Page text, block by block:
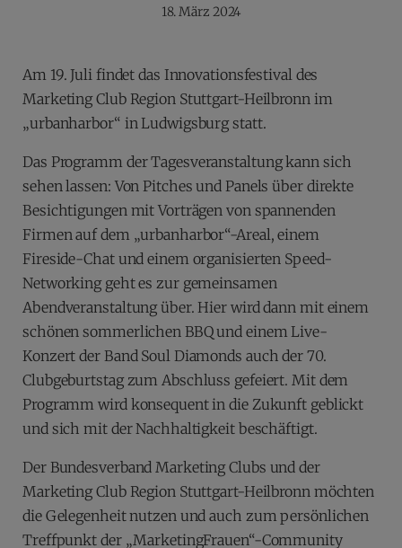
18. März 2024
Am 19. Juli findet das Innovationsfestival des
Marketing Club Region Stuttgart-Heilbronn im
„urbanharbor“ in Ludwigsburg statt.
Das Programm der Tagesveranstaltung kann sich
sehen lassen: Von Pitches und Panels über direkte
Besichtigungen mit Vorträgen von spannenden
Firmen auf dem „urbanharbor“-Areal, einem
Fireside-Chat und einem organisierten Speed-
Networking geht es zur gemeinsamen
Abendveranstaltung über. Hier wird dann mit einem
schönen sommerlichen BBQ und einem Live-
Konzert der Band Soul Diamonds auch der 70.
Clubgeburtstag zum Abschluss gefeiert. Mit dem
Programm wird konsequent in die Zukunft geblickt
und sich mit der Nachhaltigkeit beschäftigt.
Der Bundesverband Marketing Clubs und der
Marketing Club Region Stuttgart-Heilbronn möchten
die Gelegenheit nutzen und auch zum persönlichen
Treffpunkt der „MarketingFrauen“-Community